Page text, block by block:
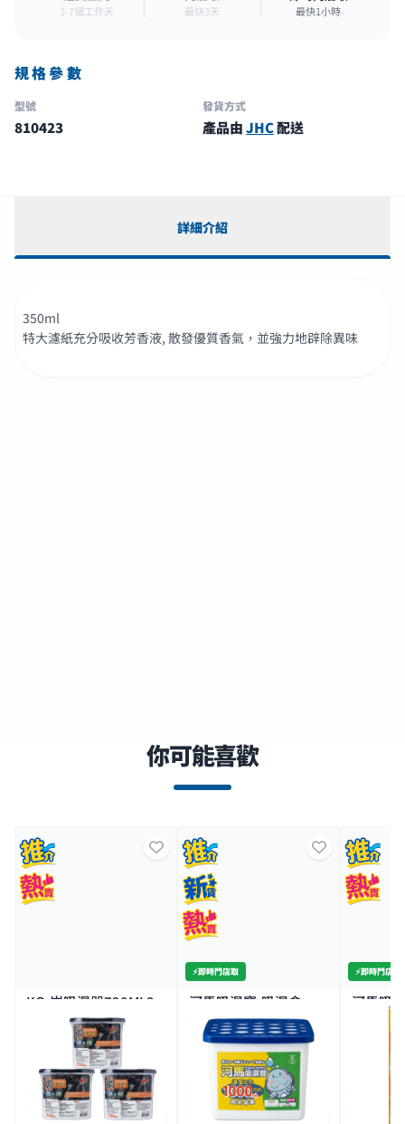
3-7個工作天 最快3天 最快1小時
規格參數
型號
810423
發貨方式
產品由JHC配送
詳細介紹
350ml
特大濾紙充分吸收芳香液, 散發優質香氣，並強力地辟除異味
你可能喜歡
KO-炭吸濕器720ML3
$17.9 $21.9
特價
全場買4送1(共選5件商品)
⚡️即時門店取
河馬吸濕寶-吸濕盒
1000ML
500+
$10.9
3件價 $26/3
全場買4送1(共選5件商品)
⚡️即時門店取
河馬吸
類專用
$19.9